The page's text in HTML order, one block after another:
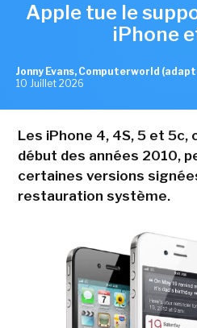
Apple tue le
iPhone
Jonny Evans, Computerworld
10 Juillet 2026
Les iPhone 4, 4S, 5 et 5c,
début des années 2010,
certaines versions
restauration système.